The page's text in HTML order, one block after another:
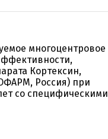
многоцентровое
Кортексин,
Россия) при
со специфическими